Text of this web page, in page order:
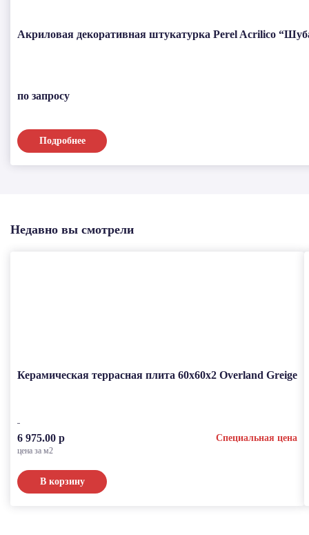
Акриловая декоративная штукатурка Perel Acrilico
по запросу
Подробнее
Недавно вы смотрели
Керамическая террасная плита 60x60x2 Overland Greige
6 975.00 р Специальная цена
цена за м2
В корзину